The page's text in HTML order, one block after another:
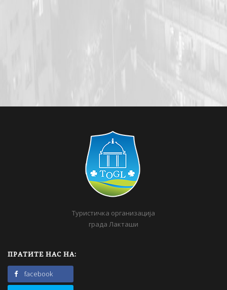
Туристичка организација
града Лакташи
ПРАТИТЕ НАС НА:
facebook